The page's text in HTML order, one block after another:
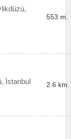
553 m.
İstanbul 2.6 km.